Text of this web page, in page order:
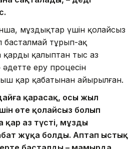
мұздықтар үшін қолайсыз
басталмай тұрып-ақ
қалыптан тыс аз
еру процесін
қар қабатынан айырылған.
қарасақ, осы жыл
өте қолайсыз болып
аз түсті, мұзды
жұқа болды. Аптап ыстық